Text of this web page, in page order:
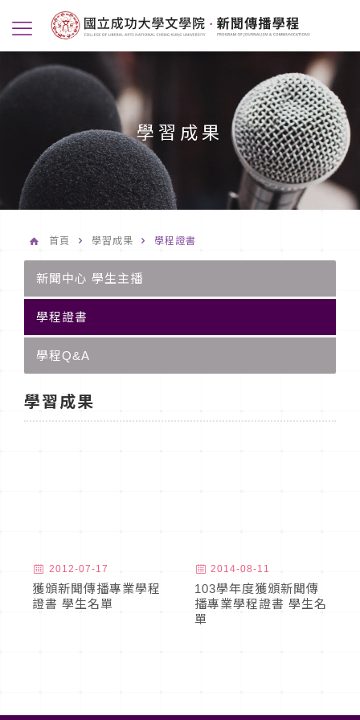
學習成果
首頁 學習成果 學程證書
新聞中心 學生主播
學程證書
學程Q&A
學習成果
2012-07-17
獲頒新聞傳播專業學程
證書 學生名單
2014-08-11
103學年度獲頒新聞傳
播專業學程證書 學生名
單